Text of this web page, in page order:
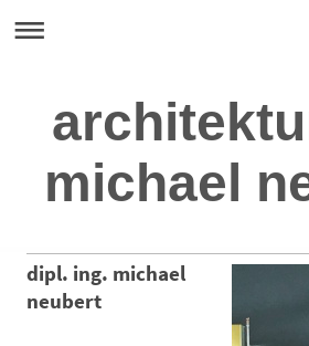
michael
dipl. ing. michael
neubert